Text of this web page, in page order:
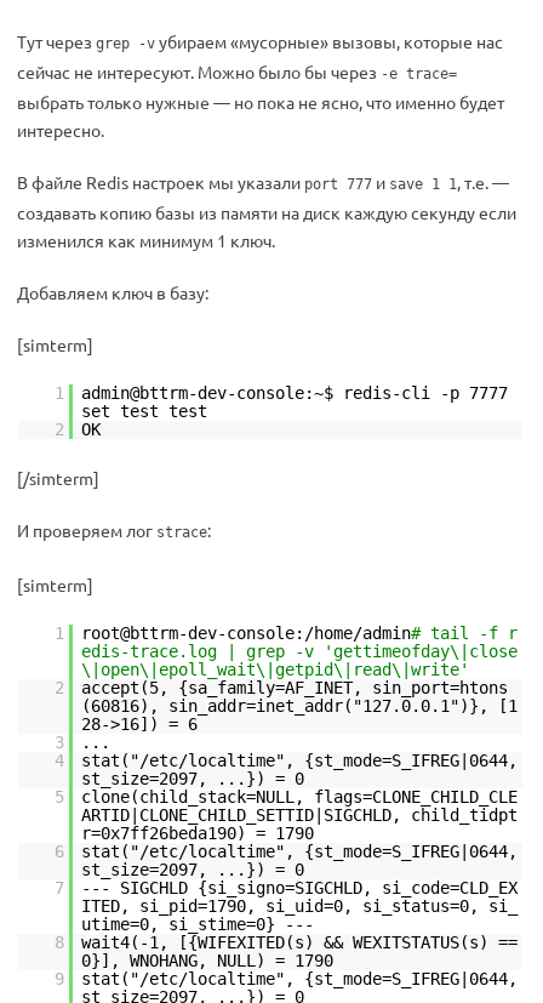
Тут через grep -v убираем «мусорные» вызовы, которые нас
сейчас не интересуют. Можно было бы через -e trace=
выбрать только нужные — но пока не ясно, что именно будет
интересно.
В файле Redis настроек мы указали port 777 и save 1 1, т.е. —
создавать копию базы из памяти на диск каждую секунду если
изменился как минимум 1 ключ.
Добавляем ключ в базу:
[simterm]
1
admin@bttrm-dev-console:~$ redis-cli -p 7777
set test test
2
OK
[/simterm]
И проверяем лог strace:
[simterm]
1 root@bttrm-dev-console:/home/admin# tail -f r
edis-trace.log | grep -v 'gettimeofday\|close
\|open\|epoll_wait\|getpid\|read\|write'
2
accept(5, {sa_family=AF_INET, sin_port=htons
(60816), sin_addr=inet_addr("127.0.0.1")}, [1
28->16]) = 6
3
...
4
stat("/etc/localtime", {st_mode=S_IFREG|0644,
st_size=2097, ...}) = 0
5
clone(child_stack=NULL, flags=CLONE_CHILD_CLE
ARTID|CLONE_CHILD_SETTID|SIGCHLD, child_tidpt
r=0x7ff26beda190) = 1790
6
stat("/etc/localtime", {st_mode=S_IFREG|0644,
st_size=2097, ...}) = 0
7
--- SIGCHLD {si_signo=SIGCHLD, si_code=CLD_EX
ITED, si_pid=1790, si_uid=0, si_status=0, si_
utime=0, si_stime=0} ---
8
wait4(-1, [{WIFEXITED(s) && WEXITSTATUS(s) ==
0}], WNOHANG, NULL) = 1790
9
stat("/etc/localtime", {st_mode=S_IFREG|0644,
st_size=2097, ...}) = 0